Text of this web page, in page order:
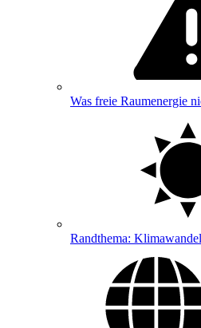
Was freie Raumenergie
Randthema: Klimawandel